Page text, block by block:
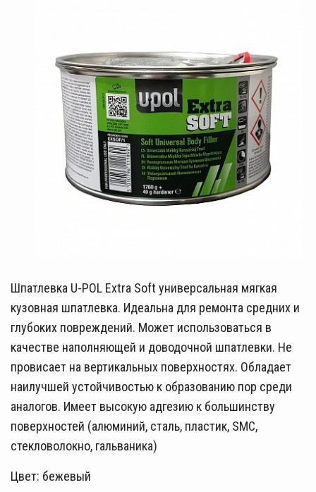
Шпатлевка U-POL Extra Soft универсальная мягкая
кузовная шпатлевка. Идеальна для ремонта средних и
глубоких повреждений. Может использоваться в
качестве наполняющей и доводочной шпатлевки. Не
провисает на вертикальных поверхностях. Обладает
наилучшей устойчивостью к образованию пор среди
аналогов. Имеет высокую адгезию к большинству
поверхностей (алюминий, сталь, пластик, SMC,
стекловолокно, гальваника)
Цвет: бежевый